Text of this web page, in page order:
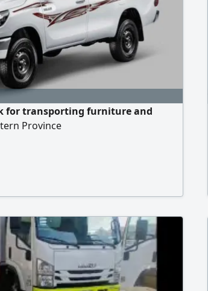
for transporting furniture and
Province